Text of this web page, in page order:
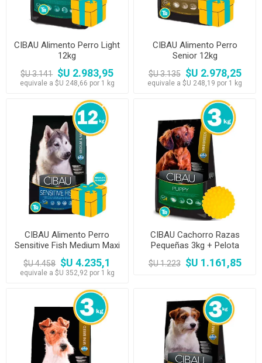
CIBAU Alimento Perro Light
12kg
$U 3.141 $U 2.983,95
equivale a $U 248,66 por 1 kg
CIBAU Alimento Perro
Senior 12kg
$U 3.135 $U 2.978,25
equivale a $U 248,19 por 1 kg
CIBAU Alimento Perro
Sensitive Fish Medium Maxi
12kg
$U 4.458 $U 4.235,1
equivale a $U 352,92 por 1 kg
CIBAU Cachorro Razas
Pequeñas 3kg + Pelota
$U 1.223 $U 1.161,85